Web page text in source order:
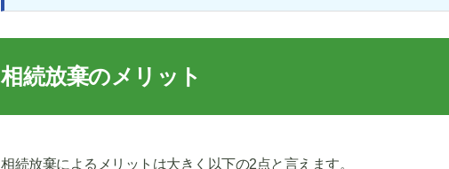
相続放棄のメリット
相続放棄によるメリットは大きく以下の2点と言えます。